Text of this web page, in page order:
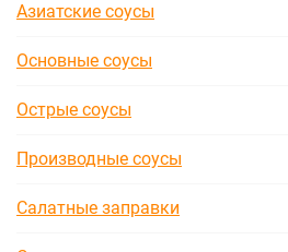
Азиатские соусы
Основные соусы
Острые соусы
Производные соусы
Салатные заправки